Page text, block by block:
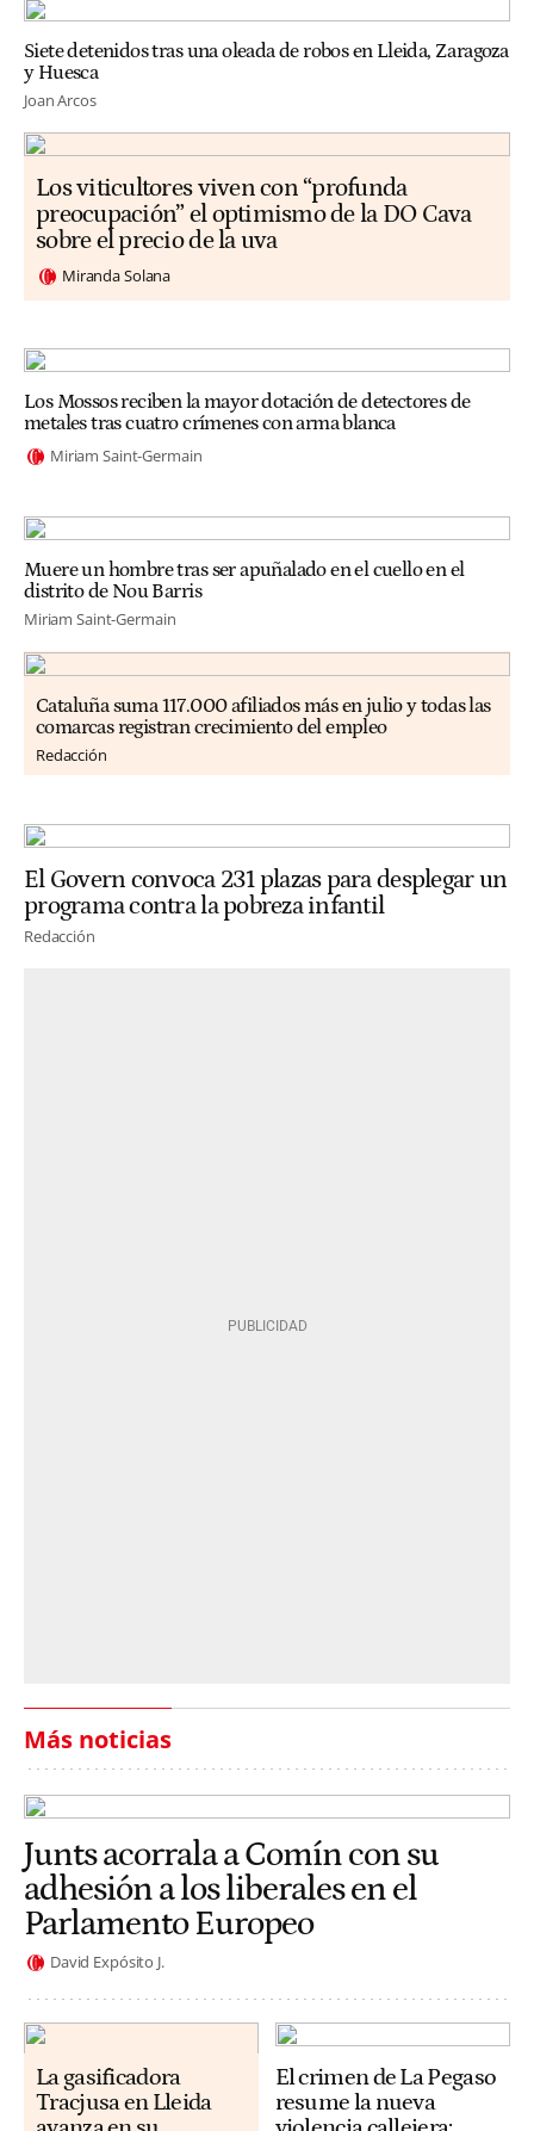
Siete detenidos tras una oleada de robos en Lleida, Zaragoza
y Huesca
Joan Arcos
Los viticultores viven con “profunda
preocupación” el optimismo de la DO Cava
sobre el precio de la uva
Miranda Solana
Los Mossos reciben la mayor dotación de detectores de
metales tras cuatro crímenes con arma blanca
Miriam Saint-Germain
Muere un hombre tras ser apuñalado en el cuello en el
distrito de Nou Barris
Miriam Saint-Germain
Cataluña suma 117.000 afiliados más en julio y todas las
comarcas registran crecimiento del empleo
Redacción
El Govern convoca 231 plazas para desplegar un
programa contra la pobreza infantil
Redacción
Más noticias
Junts acorrala a Comín con su
adhesión a los liberales en el
Parlamento Europeo
David Expósito J.
La gasificadora
Tracjusa en Lleida
El crimen de La Pegaso
resume la nueva